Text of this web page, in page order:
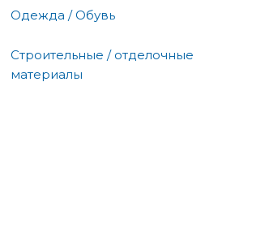
Одежда / Обувь
Строительные / отделочные
материалы